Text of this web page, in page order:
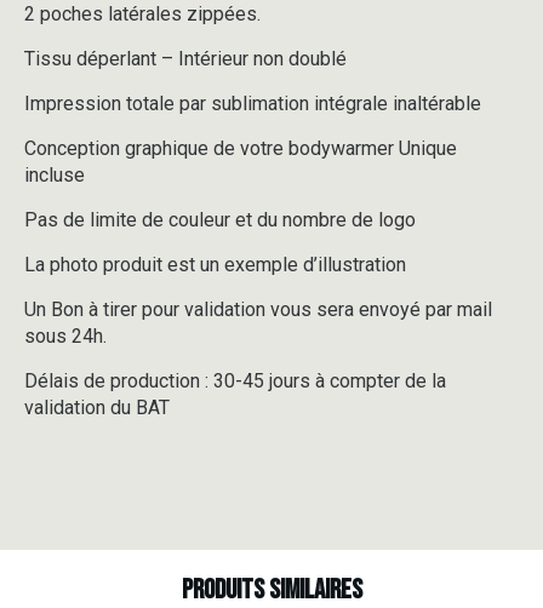
2 poches latérales zippées.
Tissu déperlant – Intérieur non doublé
Impression totale par sublimation intégrale inaltérable
Conception graphique de votre bodywarmer Unique
incluse
Pas de limite de couleur et du nombre de logo
La photo produit est un exemple d’illustration
Un Bon à tirer pour validation vous sera envoyé par mail
sous 24h.
Délais de production : 30-45 jours à compter de la
validation du BAT
Produits similaires